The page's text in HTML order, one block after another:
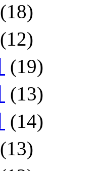
(18)
(12)
(19)
(13)
(14)
(13)